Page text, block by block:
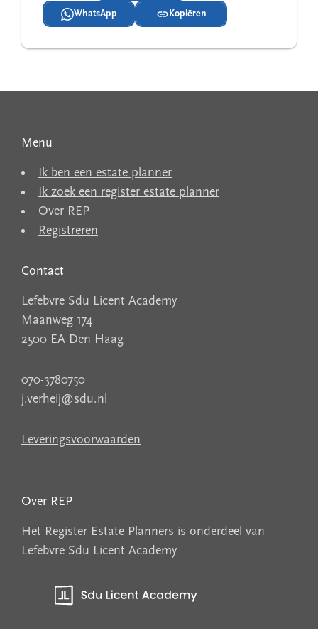
WhatsApp Kopiëren
Menu
Ik ben een estate planner
Ik zoek een register estate planner
Over REP
Registreren
Contact
Lefebvre Sdu Licent Academy
Maanweg 174
2500 EA Den Haag
070-3780750
j.verheij@sdu.nl
Leveringsvoorwaarden
Over REP
Het Register Estate Planners is onderdeel van
Lefebvre Sdu Licent Academy